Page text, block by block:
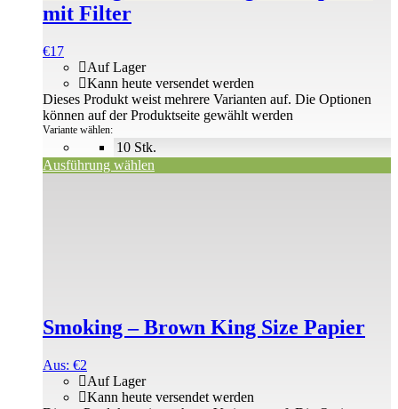
mit Filter
€17
10 Stk.
Auf Lager
Kann heute versendet werden
Variante wählen:
Ausführung wählen
Dieses Produkt weist mehrere Varianten auf. Die Optionen
können auf der Produktseite gewählt werden
Smoking – Brown King Size Papier
Aus: €2
Auf Lager
Kann heute versendet werden